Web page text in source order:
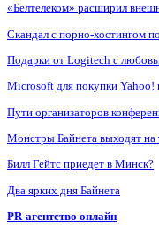
«Белтелеком» расширил
Скандал с порно-хостингом
Подарки от Logitech с
Microsoft для покупки Yahoo!
Пути организаторов
Монстры Байнета выходят
Билл Гейтс приедет в Минск?
Два ярких дня Байнета
PR-агентство онлайн